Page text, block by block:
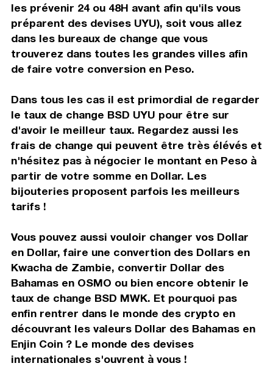
les prévenir 24 ou 48H avant afin qu'ils vous
préparent des devises UYU), soit vous allez
dans les bureaux de change que vous
trouverez dans toutes les grandes villes afin
de faire votre conversion en Peso.
Dans tous les cas il est primordial de regarder
le taux de change BSD UYU pour être sur
d'avoir le meilleur taux. Regardez aussi les
frais de change qui peuvent être très élévés et
n'hésitez pas à négocier le montant en Peso à
partir de votre somme en Dollar. Les
bijouteries proposent parfois les meilleurs
tarifs !
Vous pouvez aussi vouloir changer vos Dollar
en Dollar, faire une convertion des Dollars en
Kwacha de Zambie, convertir Dollar des
Bahamas en OSMO ou bien encore obtenir le
taux de change BSD MWK. Et pourquoi pas
enfin rentrer dans le monde des crypto en
découvrant les valeurs Dollar des Bahamas en
Enjin Coin ? Le monde des devises
internationales s'ouvrent à vous !